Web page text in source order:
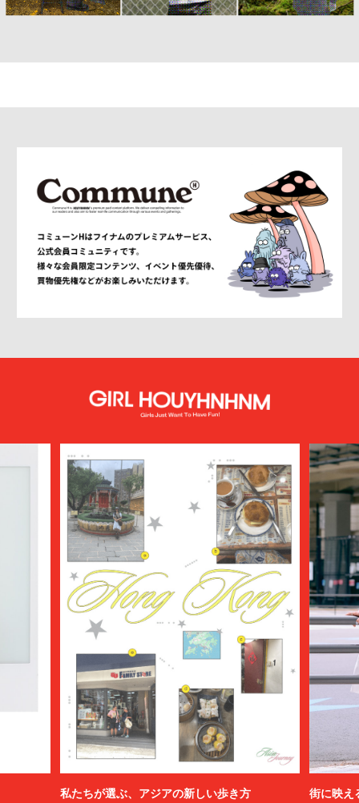
私たちが選ぶ、アジアの新しい歩き方 街に映え